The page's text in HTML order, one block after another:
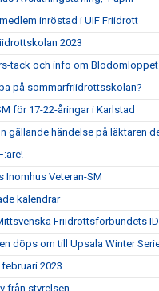
inröstad i UIF Friidrott
2023
tack och info om Blodomloppet
på sommarfriidrottsskolan?
för 17-22-åringar i Karlstad
gällande händelse på läktaren
Inomhus Veteran-SM
kalendrar
Friidrottsförbundets
döps om till Upsala Winter
2023
från styrelsen